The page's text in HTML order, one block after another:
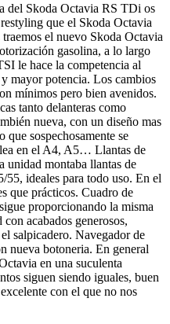
del Skoda Octavia RS TDi os
que el Skoda Octavia
el nuevo Skoda Octavia
gasolina, a lo largo
le hace la competencia al
mayor potencia. Los cambios
mínimos pero bien avenidos.
tanto delanteras como
nueva, con un diseño mas
que sospechosamente se
en el A4, A5… Llantas de
unidad montaba llantas de
55, ideales para todo uso. En el
que prácticos. Cuadro de
proporcionando la misma
acabados generosos,
salpicadero. Navegador de
nueva botoneria. En general
en una suculenta
siguen siendo iguales, buen
con el que no nos